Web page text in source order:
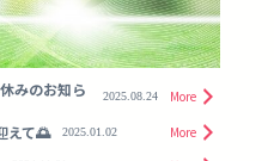
みのお知ら 2025.08.24 More
えて🌅 2025.01.02 More